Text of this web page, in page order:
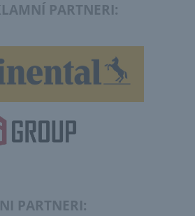
PARTNERI:
PARTNERI: